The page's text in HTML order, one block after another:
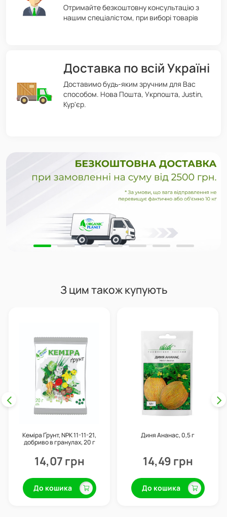
Отримайте безкоштовну консультацію з
нашим спеціалістом, при виборі товарів
Доставка по всій Україні
Доставимо будь-яким зручним для Вас
способом. Нова Пошта, Укрпошта, Justin,
Кур'єр.
З цим також купують
Кеміра Ґрунт, NPK 11-11-21,
добриво в гранулах, 20 г
14,07 грн
До кошика
Диня Ананас, 0,5 г
14,49 грн
До кошика